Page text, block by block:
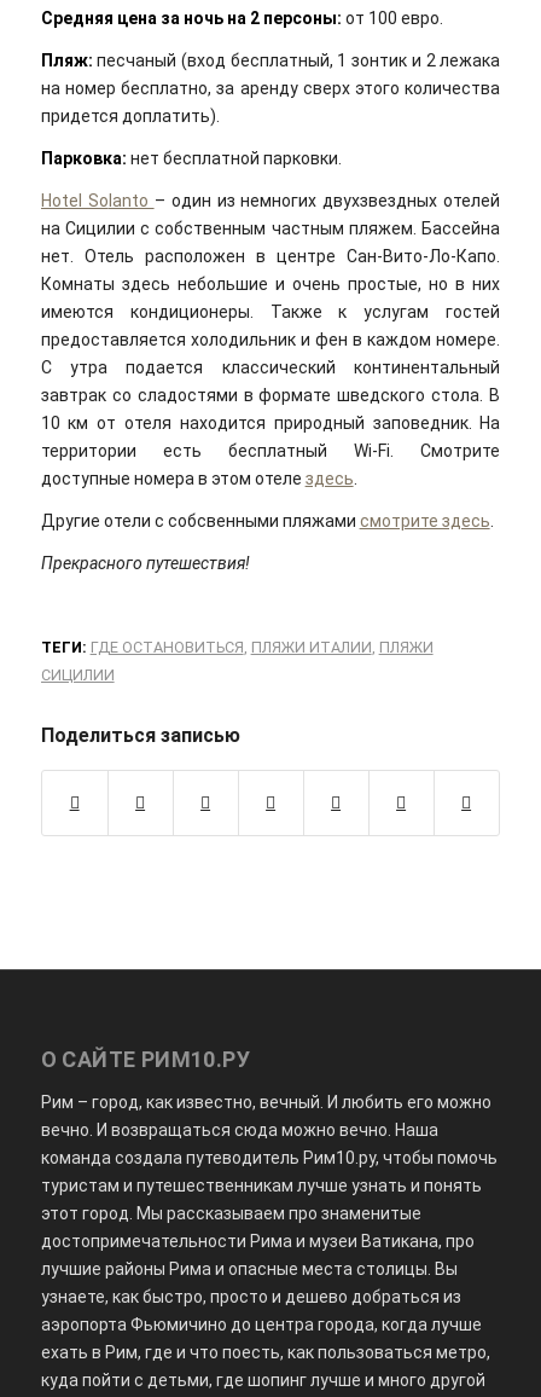
Средняя цена за ночь на 2 персоны: от 100 евро.
Пляж: песчаный (вход бесплатный, 1 зонтик и 2 лежака
на номер бесплатно, за аренду сверх этого количества
придется доплатить).
Парковка: нет бесплатной парковки.
Hotel So lanto – один из немногих двухзвездных отелей
на Сицилии с собственным частным пляжем. Бассейна
нет. Отель расположен в центре Сан-Вито-Ло-Капо.
Комнаты здесь небольшие и очень простые, но в них
имеются кондиционеры. Также к услугам гостей
предоставляется холодильник и фен в каждом номере.
С утра подается классический континентальный
завтрак со сладостями в формате шведского стола. В
10 км от отеля находится природный заповедник. На
территории есть бесплатный Wi-Fi. Смотрите
доступные номера в этом отеле здесь
Другие отели с собсвенными пляжами смотрите здесь
Прекрасного путешествия!
ТЕГИ: ГДЕ ОСТАНОВИТЬСЯ, ПЛЯЖИ ИТАЛИИ, ПЛЯЖИ
СИЦИЛИИ
Поделиться записью
О САЙТЕ РИМ10.РУ
Рим – город, как известно, вечный. И любить его можно
вечно. И возвращаться сюда можно вечно. Наша
команда создала путеводитель Рим10.ру, чтобы помочь
туристам и путешественникам лучше узнать и понять
этот город. Мы рассказываем про знаменитые
достопримечательности Рима и музеи Ватикана, про
лучшие районы Рима и опасные места столицы. Вы
узнаете, как быстро, просто и дешево добраться из
аэропорта Фьюмичино до центра города, когда лучше
ехать в Рим, где и что поесть, как пользоваться метро,
куда пойти с детьми, где шопинг лучше и много другой